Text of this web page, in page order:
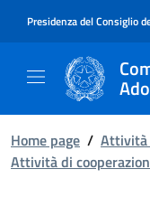
Presidenza del Consiglio
Home page / Attività
Attività di